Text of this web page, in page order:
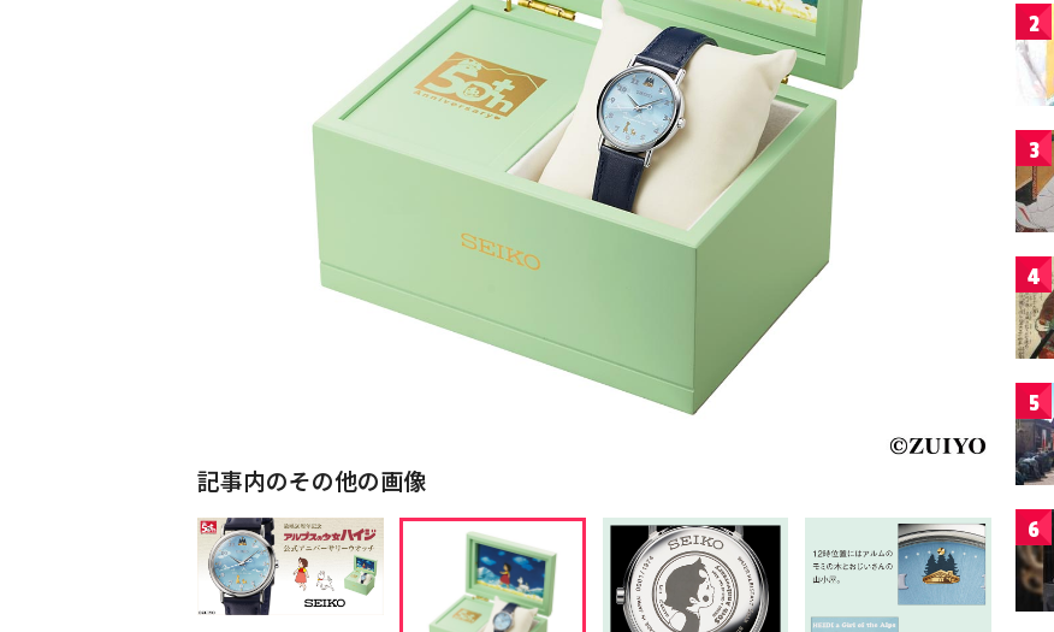
記事内のその他の画像
2
3
4
5
6